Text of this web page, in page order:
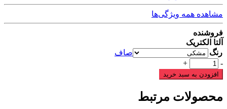
مشاهده همه ویژگی‌ها
فروشنده
آلتا الکتریک
رنگ
صاف
روکش
حرارتی
سایز
عدد
-
+
افزودن به سبد خرید
محصولات مرتبط